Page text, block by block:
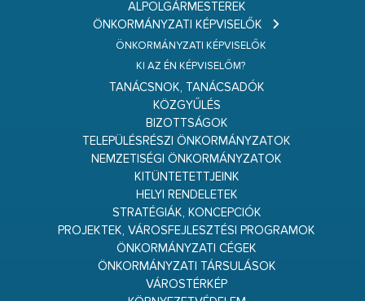
ALPOLGÁRMESTEREK
ÖNKORMÁNYZATI KÉPVISELŐK
ÖNKORMÁNYZATI KÉPVISELŐK
KI AZ ÉN KÉPVISELŐM?
TANÁCSNOK, TANÁCSADÓK
KÖZGYŰLÉS
BIZOTTSÁGOK
TELEPÜLÉSRÉSZI ÖNKORMÁNYZATOK
NEMZETISÉGI ÖNKORMÁNYZATOK
KITÜNTETETTJEINK
HELYI RENDELETEK
STRATÉGIÁK, KONCEPCIÓK
PROJEKTEK, VÁROSFEJLESZTÉSI PROGRAMOK
ÖNKORMÁNYZATI CÉGEK
ÖNKORMÁNYZATI TÁRSULÁSOK
VÁROSTÉRKÉP